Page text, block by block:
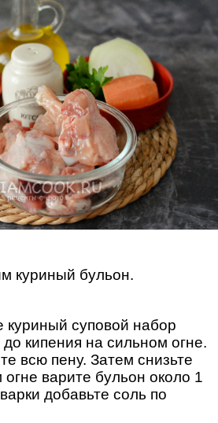
куриный бульон.
куриный суповой набор
кипения на сильном огне.
всю пену. Затем снизьте
огне варите бульон около 1
добавьте соль по